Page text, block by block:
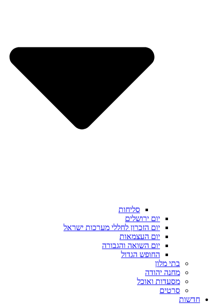
סליחות
יום ירושלים
יום הזכרון לחללי מערכות ישראל
יום העצמאות
יום השואה והגבורה
החופש הגדול
בתי מלון
מחנה יהודה
מסעדות ואוכל
סרטים
חדשות